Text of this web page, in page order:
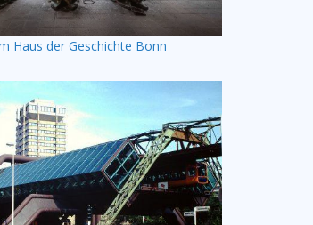
Haus der Geschichte Bonn